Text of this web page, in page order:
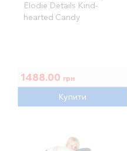
Elodie Details Kind-
hearted Candy
1488.00 грн
Купити